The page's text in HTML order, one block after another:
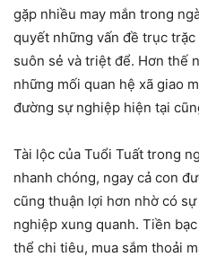
gặp nhiều may mắn trong
quyết những vấn đề trục
suôn sẻ và triệt để. Hơn thế
những mối quan hệ xã giao
đường sự nghiệp hiện tại
Tài lộc của Tuổi Tuất trong
nhanh chóng, ngay cả con
cũng thuận lợi hơn nhờ có
nghiệp xung quanh. Tiền
thể chi tiêu, mua sắm thoải